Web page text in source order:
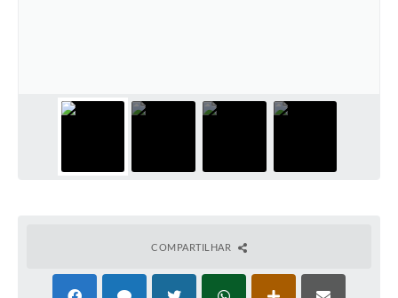
COMPARTILHAR